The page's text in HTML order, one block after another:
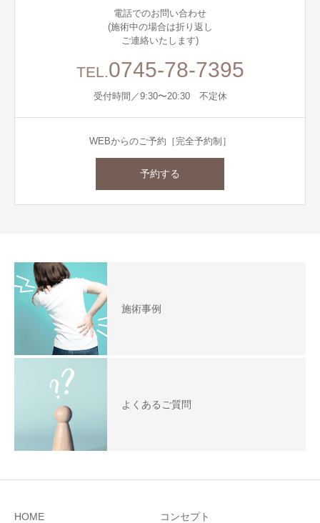
電話でのお問い合わせ
(施術中の場合は折り返し
ご連絡いたします)
TEL.0745-78-7395
受付時間／9:30〜20:30 不定休
WEBからのご予約［完全予約制］
予約する
施術事例
よくあるご質問
HOME コンセプト